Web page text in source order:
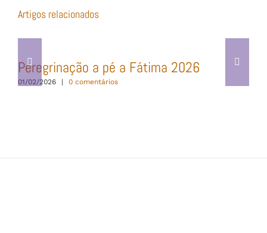
Artigos relacionados
Peregrinação a pé a Fátima 2026
01/02/2026 | 0 comentários